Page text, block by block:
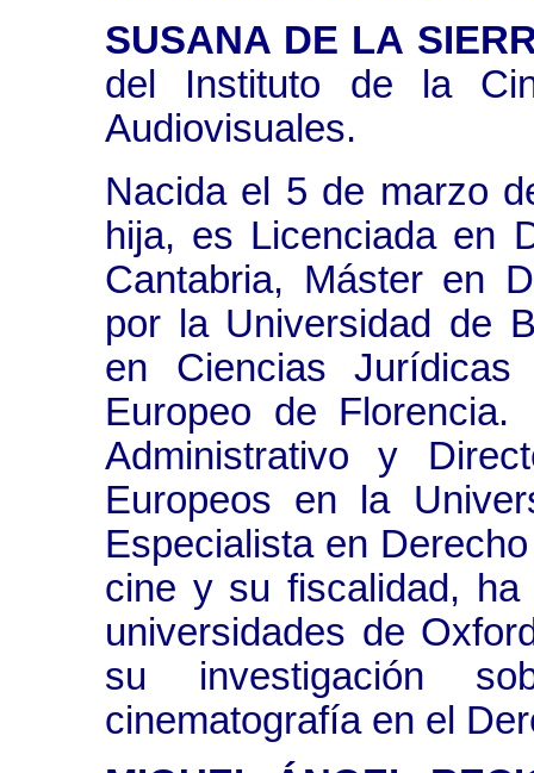
SUSANA DE LA
del Instituto de la
Audiovisuales.
Nacida el 5 de marzo
hija, es Licenciada en
Cantabria, Máster en
por la Universidad de
en Ciencias
Europeo de
Administrativo y
Europeos en la
Especialista en
cine y su fiscalidad,
universidades de
su investigación
cinematografía en el